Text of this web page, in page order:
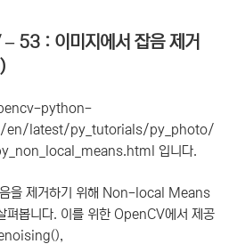
53 : 이미지에서 잡음 제거
python-
en/latest/py_tutorials/py_photo/
입니다.
음을 제거하기 위해 Non-local Means
펴봅니다. 이를 위한 OpenCV에서 제공